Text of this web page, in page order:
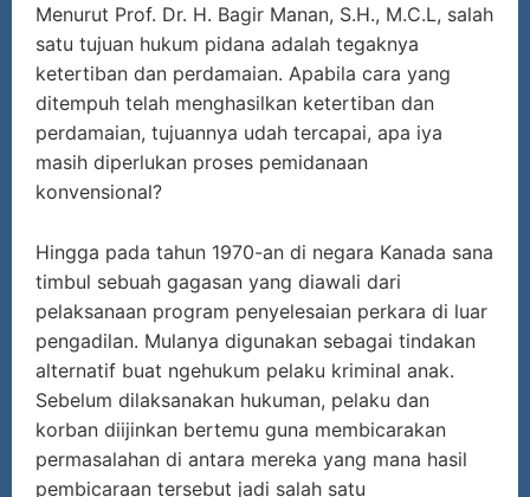
Menurut Prof. Dr. H. Bagir Manan, S.H., M.C.L, salah
satu tujuan hukum pidana adalah tegaknya
ketertiban dan perdamaian. Apabila cara yang
ditempuh telah menghasilkan ketertiban dan
perdamaian, tujuannya udah tercapai, apa iya
masih diperlukan proses pemidanaan
konvensional?
Hingga pada tahun 1970-an di negara Kanada sana
timbul sebuah gagasan yang diawali dari
pelaksanaan program penyelesaian perkara di luar
pengadilan. Mulanya digunakan sebagai tindakan
alternatif buat ngehukum pelaku kriminal anak.
Sebelum dilaksanakan hukuman, pelaku dan
korban diijinkan bertemu guna membicarakan
permasalahan di antara mereka yang mana hasil
pembicaraan tersebut jadi salah satu